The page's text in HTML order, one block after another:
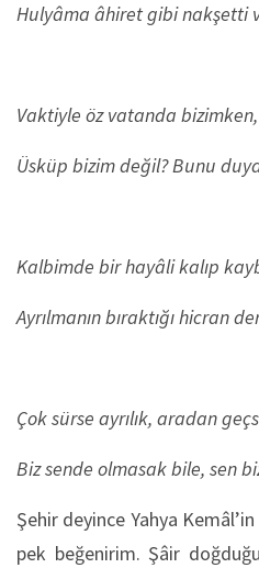
Hulyâma âhiret gibi nakşetti
Vaktiyle öz vatanda
Üsküp bizim değil? Bunu
Kalbimde bir hayâli kalıp
Ayrılmanın bıraktığı hicran
Çok sürse ayrılık, aradan
Biz sende olmasak bile, sen
Şehir deyince Yahya
pek beğenirim. Şâir